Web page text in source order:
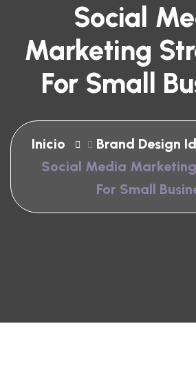
Social
Marketing
For Small
Inicio
Brand Design
Social Media
For Small